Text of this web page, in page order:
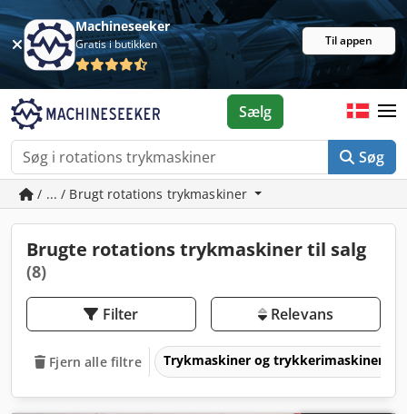
Machineseeker
Gratis i butikken Til appen
Søg
Sælg
/ ... / Brugt rotations trykmaskiner
Brugte rotations trykmaskiner til salg
(8)
Filter Relevans
Fjern alle filtre Trykmaskiner og trykkerimaskiner